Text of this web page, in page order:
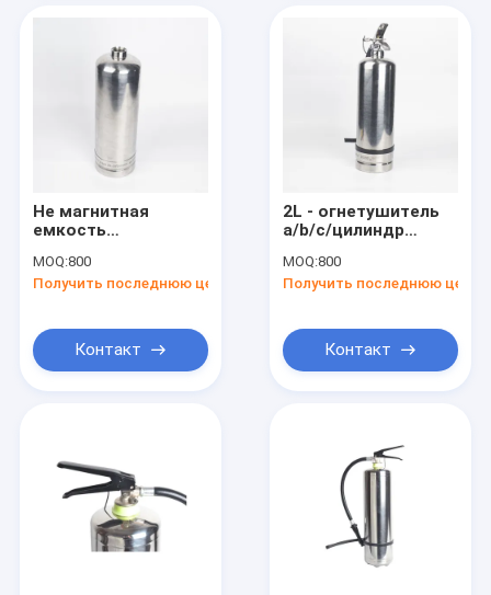
Не магнитная
емкость
огнетушителя
нержавеющей
MOQ:800
Получить последнюю цену
Контакт
2L - огнетушитель
a/b/c/цилиндр
стали 50L d/e/
класса 1.2mm f
MOQ:800
Получить последнюю цену
Контакт